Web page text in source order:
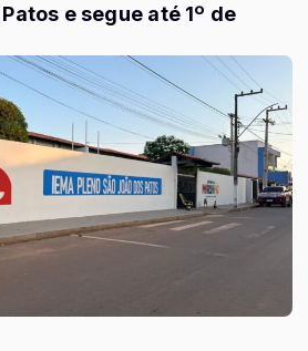
e segue até 1º de